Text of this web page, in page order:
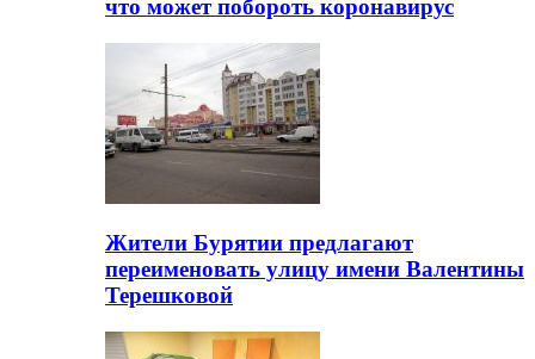
что может побороть коронавирус
Жители Бурятии предлагают
переименовать улицу имени Валентины
Терешковой